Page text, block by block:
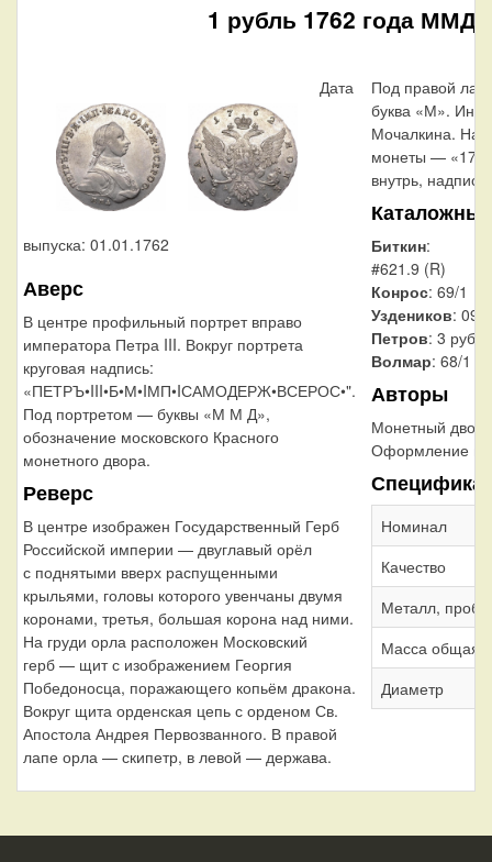
1 рубль 1762 года
Дата
выпуска: 01.01.1762
Аверс
В центре профильный портрет вправо
императора Петра III. Вокруг портрета
круговая надпись:
«ПЕТРЪ•III•Б•М•IМП•IСАМОДЕРЖ•ВСЕРОС•".
Под портретом — буквы «М М Д»,
обозначение московского Красного
монетного двора.
Реверс
В центре изображен Государственный Герб
Российской империи — двуглавый орёл
с поднятыми вверх распущенными
крыльями, головы которого увенчаны двумя
коронами, третья, большая корона над ними.
На груди орла расположен Московский
герб — щит с изображением Георгия
Победоносца, поражающего копьём дракона.
Вокруг щита орденская цепь с орденом Св.
Апостола Андрея Первозванного. В правой
лапе орла — скипетр, в левой — держава.
Под правой
буква «М».
Мочалкина.
монеты —
внутрь,
Биткин:
#621.9 (R)
Конрос: 69/1
Уздеников:
Петров: 3 рубля
Волмар: 68/1
Авторы
Монетный двор:
Оформление
Номинал
Качество
Металл, проба
Масса общая
Диаметр